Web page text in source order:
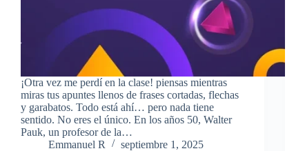
¡Otra vez me perdí en la clase! piensas mientras
miras tus apuntes llenos de frases cortadas, flechas
y garabatos. Todo está ahí… pero nada tiene
sentido. No eres el único. En los años 50, Walter
Pauk, un profesor de la…
Emmanuel R
septiembre 1, 2025